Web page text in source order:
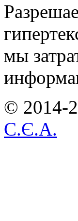
мы
© 2014-
С.Є.А.